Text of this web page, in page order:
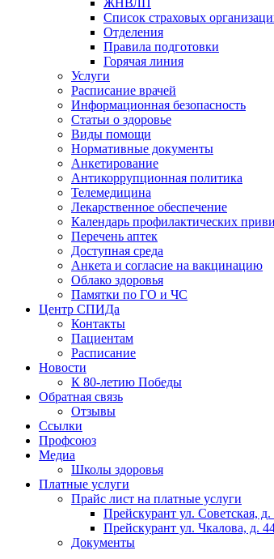
ЖНВЛП
Список страховых
Отделения
Правила подготовки
Горячая линия
Услуги
Расписание врачей
Информационная безопасность
Статьи о здоровье
Виды помощи
Нормативные документы
Анкетирование
Антикоррупционная политика
Телемедицина
Лекарственное обеспечение
Календарь профилактических
Перечень аптек
Доступная среда
Анкета и согласие на вакцинацию
Облако здоровья
Памятки по ГО и ЧС
Центр СПИДа
Контакты
Пациентам
Расписание
Новости
К 80-летию Победы
Обратная связь
Отзывы
Ссылки
Профсоюз
Медиа
Школы здоровья
Платные услуги
Прайс лист на платные услуги
Прейскурант ул. Советская, д.
Прейскурант ул. Чкалова, д.
Документы